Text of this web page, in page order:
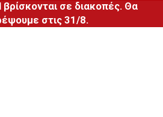
σε διακοπές. Θα
στις 31/8.